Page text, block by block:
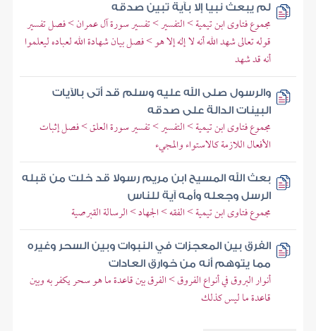
لم يبعث نبيا إلا بآية تبين صدقه
مجموع فتاوى ابن تيمية > التفسير > تفسير سورة آل عمران > فصل تفسير
قوله تعالى شهد الله أنه لا إله إلا هو > فصل بيان شهادة الله لعباده ليعلموا
أنه قد شهد
والرسول صلى الله عليه وسلم قد أتى بالآيات
البينات الدالة على صدقه
مجموع فتاوى ابن تيمية > التفسير > تفسير سورة العلق > فصل إثبات
الأفعال اللازمة كالاستواء والمجيء
بعث الله المسيح ابن مريم رسولا قد خلت من قبله
الرسل وجعله وأمه آية للناس
مجموع فتاوى ابن تيمية > الفقه > الجهاد > الرسالة القبرصية
الفرق بين المعجزات في النبوات وبين السحر وغيره
مما يتوهم أنه من خوارق العادات
أنوار البروق في أنواع الفروق > الفرق بين قاعدة ما هو سحر يكفر به وبين
قاعدة ما ليس كذلك